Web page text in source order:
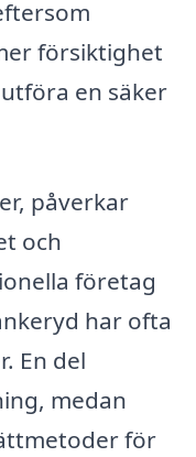
försiktighet
en säker
påverkar
och
företag
har ofta
En del
medan
för